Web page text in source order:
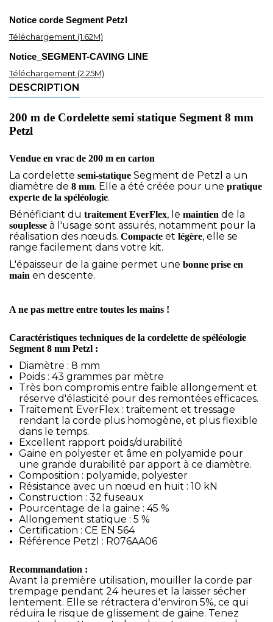
Notice corde Segment Petzl
Téléchargement (1.62M)
Notice_SEGMENT-CAVING LINE
Téléchargement (2.25M)
DESCRIPTION
200 m de Cordelette semi statique Segment 8 mm
Petzl
Vendue en vrac de 200 m en carton
La cordelette semi-statique Segment de Petzl a un
diamètre de 8 mm. Elle a été créée pour une pratique
experte de la spéléologie.
Bénéficiant du traitement EverFlex, le maintien de la
souplesse à l'usage sont assurés, notamment pour la
réalisation des nœuds. Compacte et légère, elle se
range facilement dans votre kit.
L'épaisseur de la gaine permet une bonne prise en
main en descente.
A ne pas mettre entre toutes les mains !
Caractéristiques techniques de la cordelette de spéléologie
Segment 8 mm Petzl :
Diamètre : 8 mm
Poids : 43 grammes par mètre
Très bon compromis entre faible allongement et
réserve d'élasticité pour des remontées efficaces.
Traitement EverFlex : traitement et tressage
rendant la corde plus homogène, et plus flexible
dans le temps.
Excellent rapport poids/durabilité
Gaine en polyester et âme en polyamide pour
une grande durabilité par apport à ce diamètre.
Composition : polyamide, polyester
Résistance avec un nœud en huit : 10 kN
Construction : 32 fuseaux
Pourcentage de la gaine : 45 %
Allongement statique : 5 %
Certification : CE EN 564
Référence Petzl : R076AA06
Recommandation :
Avant la première utilisation, mouiller la corde par
trempage pendant 24 heures et la laisser sécher
lentement. Elle se rétractera d'environ 5%, ce qui
réduira le risque de glissement de gaine. Tenez